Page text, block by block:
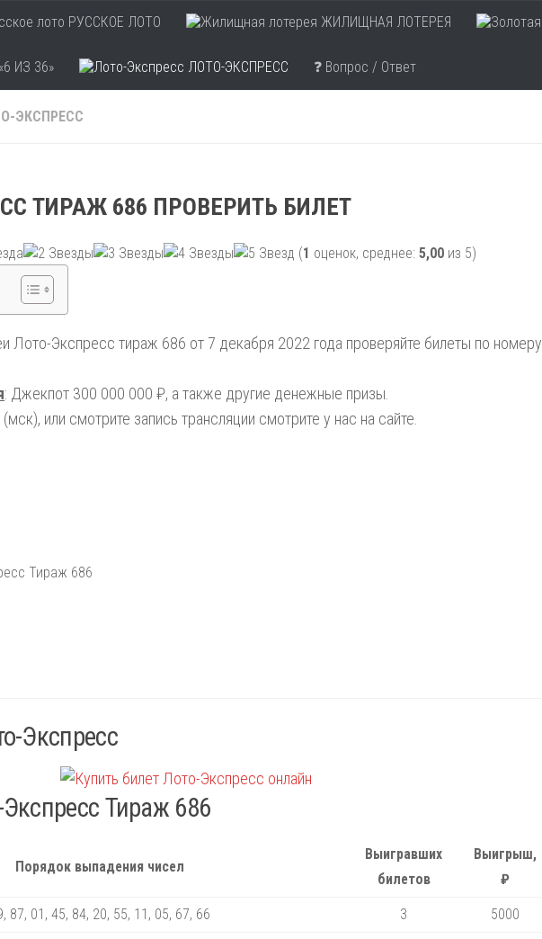
РУССКОЕ ЛОТО ЖИЛИЩНАЯ ЛОТЕРЕЯ
ИЗ 36» ЛОТО-ЭКСПРЕСС ❓ Вопрос / Ответ
ЭКСПРЕСС
ТИРАЖ 686 ПРОВЕРИТЬ БИЛЕТ
(1 оценок, среднее: 5,00 из 5)
Лото-Экспресс тираж 686 от 7 декабря 2022 года проверяйте билеты по номеру
: Джекпот 300 000 000 ₽, а также другие денежные призы.
или смотрите запись трансляции смотрите у нас на сайте.
Экспресс
Тираж 686
Порядок выпадения чисел
Выигравших
билетов
Выигрыш,
₽
87, 01, 45, 84, 20, 55, 11, 05, 67, 66 3 5000